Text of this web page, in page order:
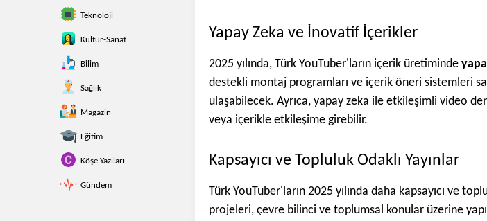
Teknoloji
Kültür-Sanat
Bilim
Sağlık
Magazin
Eğitim
Köşe Yazıları
Gündem
Yapay Zeka ve İnovatif İçerikler
2025 yılında, Türk YouTuber'ların içerik üretiminde
destekli montaj programları ve içerik öneri sistemleri
ulaşabilecek. Ayrıca, yapay zeka ile etkileşimli video
veya içerikle etkileşime girebilir.
Kapsayıcı ve Topluluk Odaklı Yayınlar
Türk YouTuber'ların 2025 yılında daha kapsayıcı ve
projeleri, çevre bilinci ve toplumsal konular üzerine